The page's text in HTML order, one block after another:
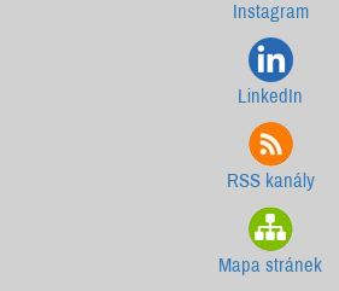
Instagram
LinkedIn
RSS kanály
Mapa stránek